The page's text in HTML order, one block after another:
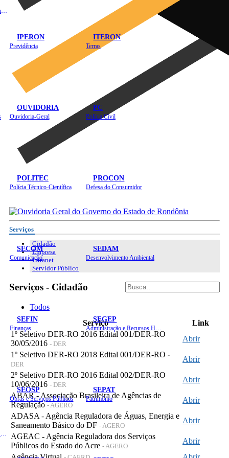
IPERON
Previdência
ITERON
Terras
OUVIDORIA
Ouvidoria-Geral
PC
Polícia Civil
POLITEC
Polícia Técnico-Científica
PROCON
Defesa do Consumidor
SECOM
Comunicação
SEDAM
Desenvolvimento Ambiental
SEFIN
Finanças
SEGEP
SEOSP
Obras e Serviços Públicos
SEPAT
Patrimônio
Serviços
Cidadão
Empresa
Intranet
Servidor Público
Serviços - Cidadão
Todos
Serviço
Link
1º Seletivo DER-RO 2016 Edital 001/DER-RO
30/05/2016 - DER
Abrir
1º Seletivo DER-RO 2018 Edital 001/DER-RO -
DER
Abrir
2º Seletivo DER-RO 2016 Edital 002/DER-RO
10/06/2016 - DER
Abrir
ABAR - Associação Brasileira de Agências de
Regulação- AGERO
Abrir
ADASA - Agência Reguladora de Águas, Energia e
Saneamento Básico do DF - AGERO
Abrir
AGEAC - Agência Reguladora dos Serviços
Públicos do Estado do Acre - AGERO
Abrir